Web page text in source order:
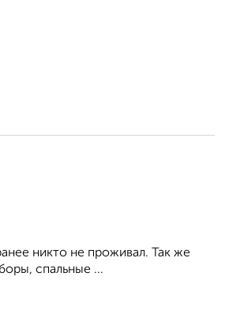
никто не проживал. Так же
спальные ...